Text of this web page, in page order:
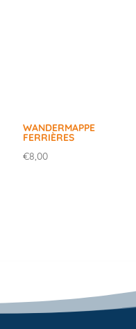
WANDERMAPPE
FERRIÈRES
€8,00